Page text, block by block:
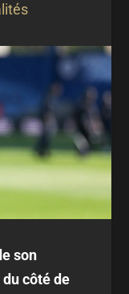
son
côté de